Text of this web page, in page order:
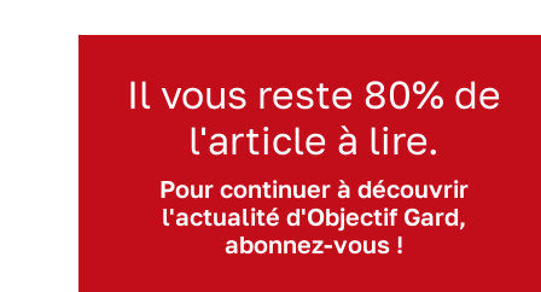
Il vous reste 80% de
l'article à lire.
Pour continuer à découvrir
l'actualité d'Objectif Gard,
abonnez-vous !